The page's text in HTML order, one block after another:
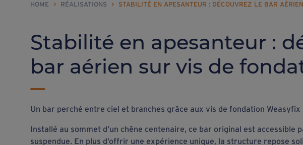
HOME > RÉALISATIONS > STABILITÉ EN APESANTEUR : DÉCOUVREZ LE BAR
Stabilité en apesanteur :
bar aérien sur vis de
Un bar perché entre ciel et branches grâce aux vis de fondation Weasyfix
Installé au sommet d’un chêne centenaire, ce bar original est accessible
suspendue. En plus d’offrir une expérience unique, la structure repose